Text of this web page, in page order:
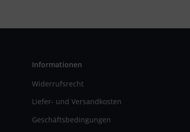
Informationen
Widerrufsrecht
Liefer- und Versandkosten
Geschäftsbedingungen